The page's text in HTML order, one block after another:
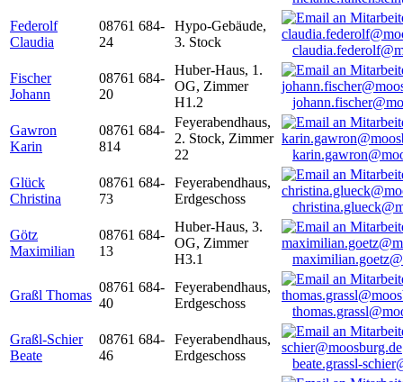
Federolf
Claudia
08761 684-
24
Hypo-Gebäude,
3. Stock
Fischer
Johann
08761 684-
20
Huber-Haus, 1.
OG, Zimmer
H1.2
Gawron
Karin
08761 684-
814
Feyerabendhaus,
2. Stock, Zimmer
22
Glück
Christina
08761 684-
73
Feyerabendhaus,
Erdgeschoss
Götz
Maximilian
08761 684-
13
Huber-Haus, 3.
OG, Zimmer
H3.1
Graßl Thomas
08761 684-
40
Feyerabendhaus,
Erdgeschoss
Graßl-Schier
Beate
08761 684-
46
Feyerabendhaus,
Erdgeschoss
beate.grassl-